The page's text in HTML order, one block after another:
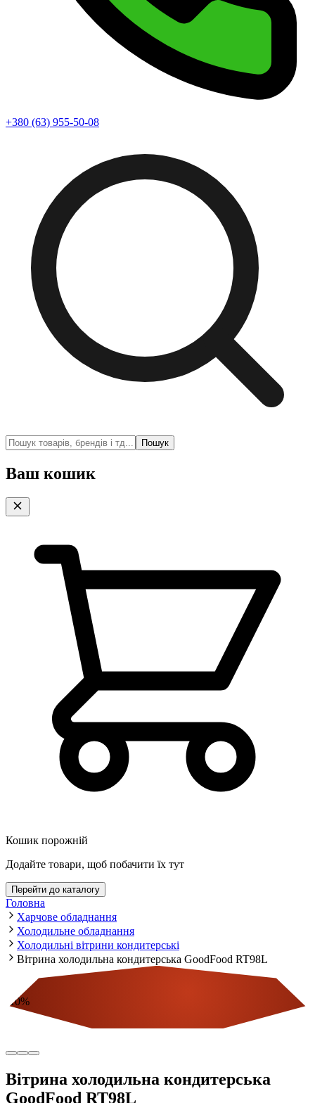
+380 (63) 955-50-08
Пошук
Ваш кошик
Кошик порожній
Додайте товари, щоб побачити їх тут
Перейти до каталогу
Головна
Харчове обладнання
Холодильне обладнання
Холодильні вітрини кондитерські
Вітрина холодильна кондитерська GoodFood RT98L
10%
Вітрина холодильна кондитерська
GoodFood RT98L